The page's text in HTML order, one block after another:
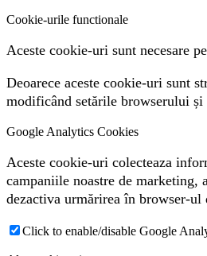
Cookie-urile functionale
Aceste cookie-uri sunt necesare
Deoarece aceste cookie-uri sunt
modificând setările browserului și
Google Analytics Cookies
Aceste cookie-uri colecteaza
campaniile noastre de marketing,
dezactiva urmărirea în browser-ul
Click to enable/disable Google